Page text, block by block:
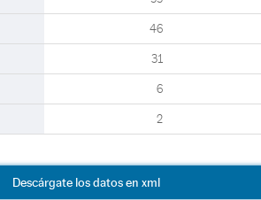
46
31
6
2
Descárgate los datos en xml